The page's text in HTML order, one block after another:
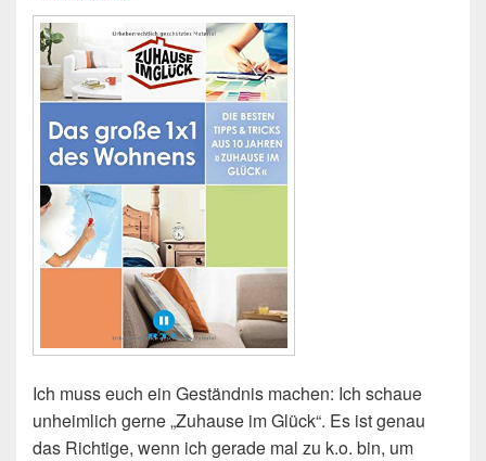
Ich muss euch ein Geständnis machen: Ich schaue
unheimlich gerne „Zuhause im Glück“. Es ist genau
das Richtige, wenn ich gerade mal zu k.o. bin, um